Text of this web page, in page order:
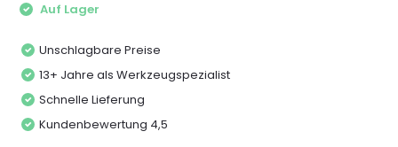
Auf Lager
Unschlagbare Preise
13+ Jahre als Werkzeugspezialist
Schnelle Lieferung
Kundenbewertung 4,5